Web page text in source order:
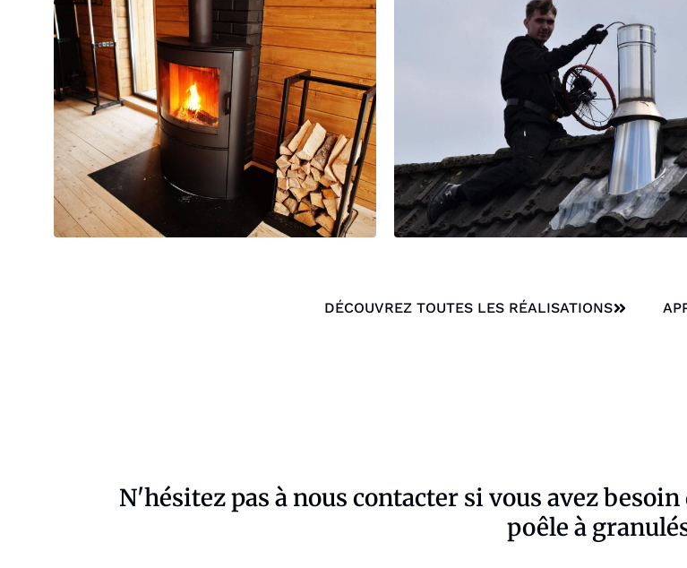
DÉCOUVREZ TOUTES LES RÉALISATIONS
N'hésitez pas à nous contacter si vous avez
poêle à